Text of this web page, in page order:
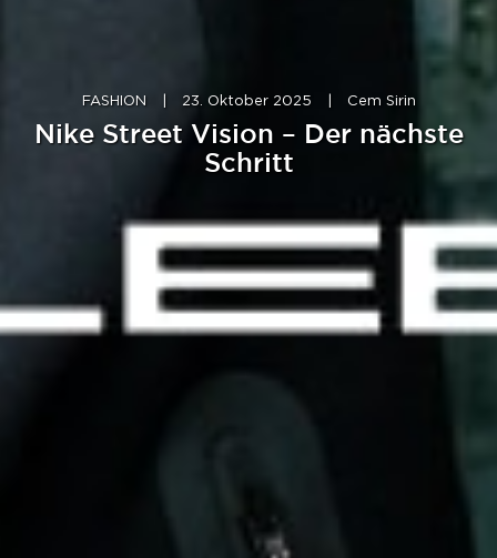
FASHION 23. Oktober 2025 Cem Sirin
Nike Street Vision​ – Der nächste
Schritt